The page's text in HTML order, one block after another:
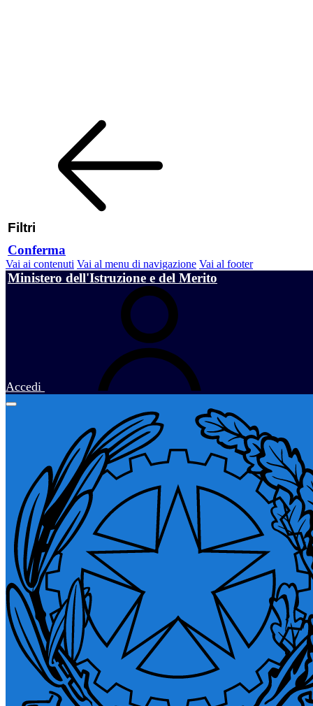
Filtri
Conferma
Vai ai contenuti Vai al menu di navigazione Vai al footer
Ministero dell'Istruzione e del Merito
Accedi